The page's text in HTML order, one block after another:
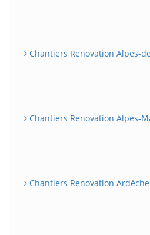
Chantiers Renovation Alpes-
Chantiers Renovation Alpes-
Chantiers Renovation Ardèche